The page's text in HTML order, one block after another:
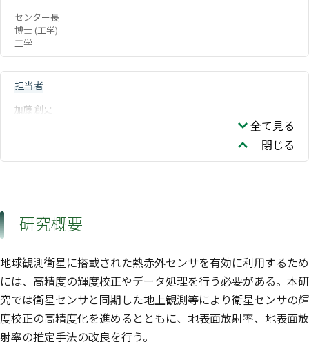
センター長
博士 (工学)
工学
担当者
加藤 創史
全て見る
閉じる
研究概要
地球観測衛星に搭載された熱赤外センサを有効に利用するため
には、高精度の輝度校正やデータ処理を行う必要がある。本研
究では衛星センサと同期した地上観測等により衛星センサの輝
度校正の高精度化を進めるとともに、地表面放射率、地表面放
射率の推定手法の改良を行う。